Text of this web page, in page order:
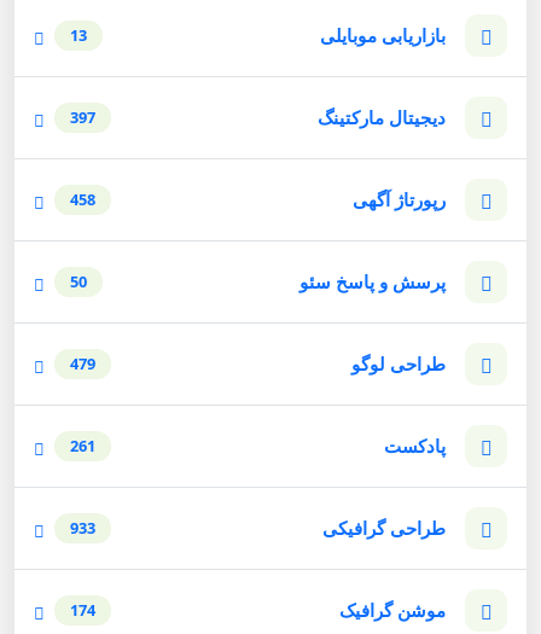
بازاریابی موبایلی 13
دیجیتال مارکتینگ 397
رپورتاژ آگهی 458
پرسش و پاسخ سئو 50
طراحی لوگو 479
پادکست 261
طراحی گرافیکی 933
موشن گرافیک 174